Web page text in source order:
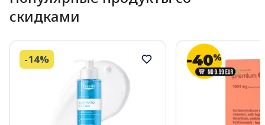
скидками
-14%